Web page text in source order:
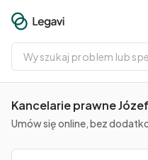
Wyszukaj
problem
lub
specjalistę
Kancelarie prawne
Umów się online, bez